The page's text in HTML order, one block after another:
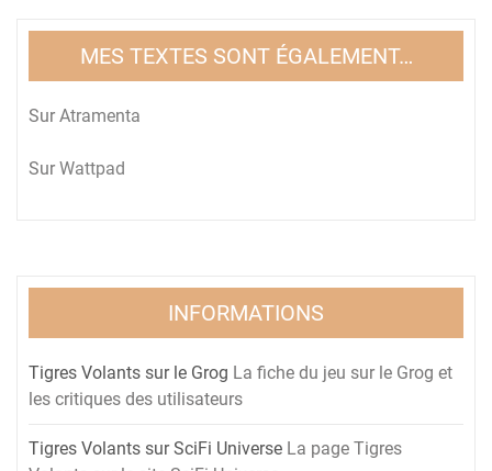
MES TEXTES SONT ÉGALEMENT…
Sur Atramenta
Sur Wattpad
INFORMATIONS
Tigres Volants sur le Grog La fiche du jeu sur le Grog et
les critiques des utilisateurs
Tigres Volants sur SciFi Universe La page Tigres